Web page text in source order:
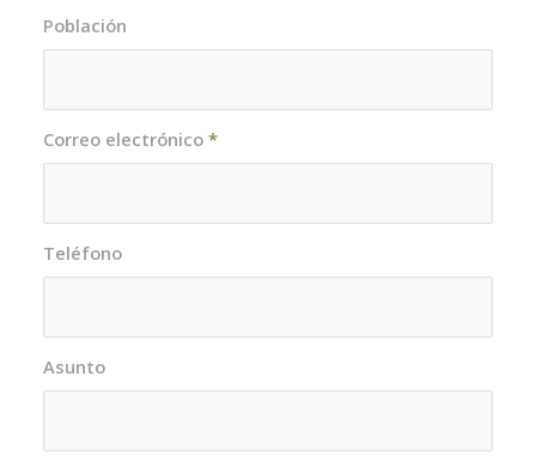
Población
Correo electrónico *
Teléfono
Asunto